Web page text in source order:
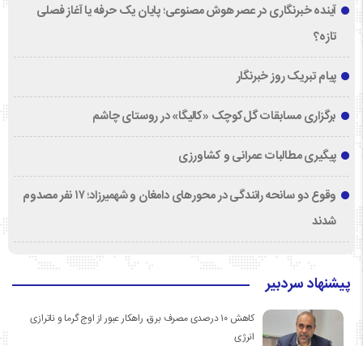
آینده خبرنگاری در عصر هوش مصنوعی؛ پایان یک حرفه یا آغاز فصلی
تازه؟
پیام تبریک روز خبرنگار
برگزاری مسابقات گل‌کوچک «کالیگا» در روستای چاشم
پیگیری مطالبات عمرانی و کشاورزی
وقوع دو سانحه رانندگی در محورهای دامغان و شهمیرزاد؛ ۱۷ نفر مصدوم
شدند
پیشنهاد سردبیر
کاهش ۱۰ درصدی مصرف برق، راهکار عبور از اوج گرما و ناترازی
انرژی